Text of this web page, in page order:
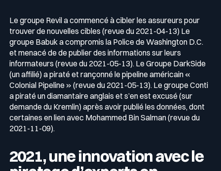
Le groupe Revil a commencé à cibler les assureurs pour
trouver de nouvelles cibles (revue du 2021-04-13) Le
groupe Babuk a compromis la Police de Washington D.C.
et menacé de de publier des informations sur leurs
informateurs (revue du 2021-05-13). Le Groupe DarkSide
(un affilié) a piraté et rançonné le pipeline américain «
Colonial Pipeline » (revue du 2021-05-13). Le groupe Conti
a piraté un diamantaire anglais et s’en est excusé (sur
demande du Kremlin) après avoir publié les données, dont
certaines en lien avec Mohammed Bin Salman (revue du
2021-11-09).
2021, une innovation avec le